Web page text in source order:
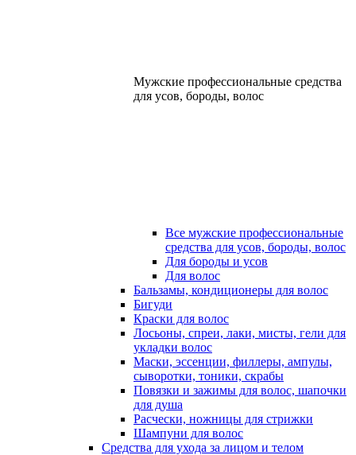
Мужские профессиональные средства
для усов, бороды, волос
Все мужские профессиональные
средства для усов, бороды, волос
Для бороды и усов
Для волос
Бальзамы, кондиционеры для волос
Бигуди
Краски для волос
Лосьоны, спреи, лаки, мисты, гели для
укладки волос
Маски, эссенции, филлеры, ампулы,
сыворотки, тоники, скрабы
Повязки и зажимы для волос, шапочки
для душа
Расчески, ножницы для стрижки
Шампуни для волос
Средства для ухода за лицом и телом